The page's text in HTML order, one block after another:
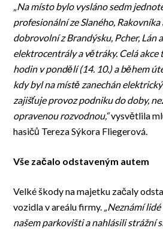
„Na místo bylo vysláno sedm
profesionální ze Slaného,
dobrovolní z Brandýsku, Pcher, Lán
elektrocentrály a větráky. Celá akce
hodin v pondělí (14. 10.) a během
kdy byl na místě zanechán
zajišťuje provoz podniku do doby,
opravenou rozvodnou,“vysvětlila
hasičů Tereza Sýkora Fliegerová.
Vše začalo odstaveným autem
Velké škody na majetku začaly
vozidla v areálu firmy. „Neznámí
našem parkovišti a nahlásili strážní